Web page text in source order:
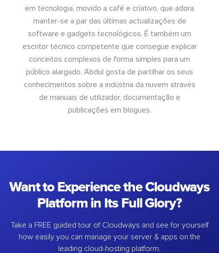
em tecnologia, movido a café e criativo, que adora
manter-se a par das últimas actualizações de
software e gadgets tecnológicos. É também um
escritor técnico competente que consegue explicar
conceitos complexos de forma simples para um
público alargado. Abdul gosta de partilhar os seus
conhecimentos sobre a indústria da nuvem através
de manuais de utilizador, documentação e
publicações em blogues.
Want to Experience the Cloudways
Platform in Its Full Glory?
Take a FREE guided tour of Cloudways and see for yourself
how easily you can manage your server & apps on the
leading cloud-hosting platform.